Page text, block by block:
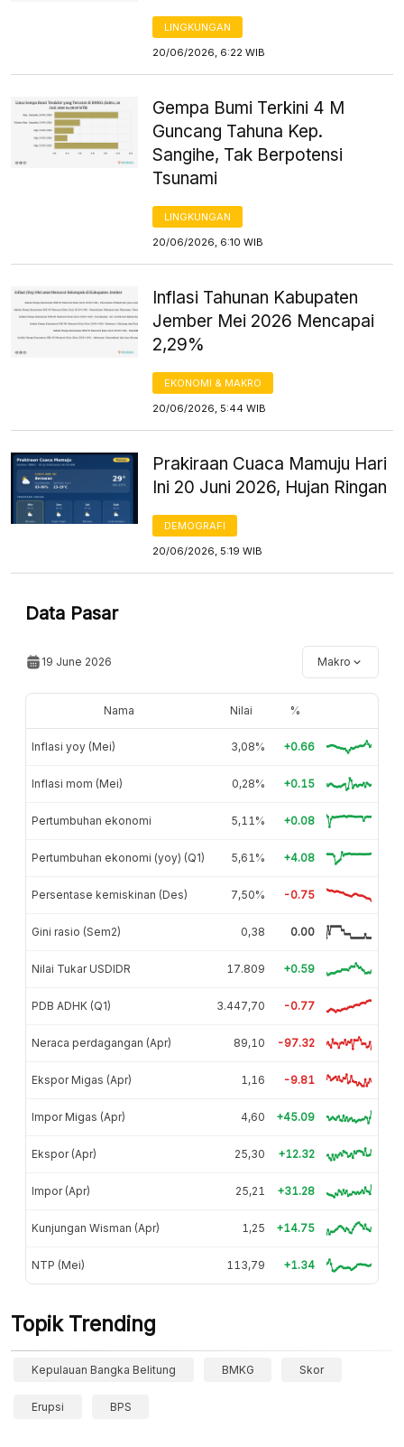
LINGKUNGAN
20/06/2026, 6:22 WIB
Gempa Bumi Terkini 4 M
Guncang Tahuna Kep.
Sangihe, Tak Berpotensi
Tsunami
LINGKUNGAN
20/06/2026, 6:10 WIB
Inflasi Tahunan Kabupaten
Jember Mei 2026 Mencapai
2,29%
EKONOMI & MAKRO
20/06/2026, 5:44 WIB
Prakiraan Cuaca Mamuju Hari
Ini 20 Juni 2026, Hujan Ringan
DEMOGRAFI
20/06/2026, 5:19 WIB
Data Pasar
19 June 2026 Makro
Nama Nilai %
Inflasi yoy (Mei) 3,08% +0.66
Inflasi mom (Mei) 0,28% +0.15
Pertumbuhan ekonomi 5,11% +0.08
Pertumbuhan ekonomi (yoy) (Q1) 5,61% +4.08
Persentase kemiskinan (Des) 7,50% -0.75
Gini rasio (Sem2) 0,38 0.00
Nilai Tukar USDIDR 17.809 +0.59
PDB ADHK (Q1) 3.447,70 -0.77
Neraca perdagangan (Apr) 89,10 -97.32
Ekspor Migas (Apr) 1,16 -9.81
Impor Migas (Apr) 4,60 +45.09
Ekspor (Apr) 25,30 +12.32
Impor (Apr) 25,21 +31.28
Kunjungan Wisman (Apr) 1,25 +14.75
NTP (Mei) 113,79 +1.34
Topik Trending
Kepulauan Bangka Belitung BMKG Skor
Erupsi BPS